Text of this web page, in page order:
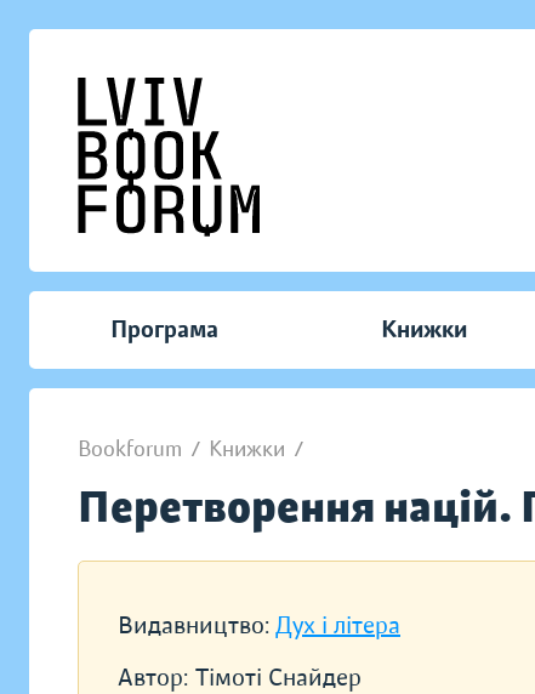
Програма Книжки
Bookforum / Книжки /
Перетворення націй.
Видавництво: Дух і літера
Автор: Тімоті Снайдер